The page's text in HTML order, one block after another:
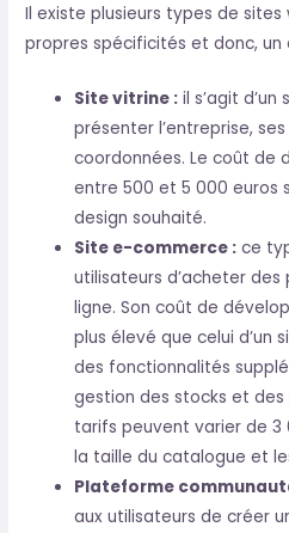
Il existe plusieurs types de
propres spécificités et donc,
Site vitrine : il s’agit
présenter l’entreprise,
coordonnées. Le coût de
entre 500 et 5 000 euros
design souhaité.
Site e-commerce : ce
utilisateurs d’acheter
ligne. Son coût de
plus élevé que celui d’un
des fonctionnalités
gestion des stocks et des
tarifs peuvent varier de 3
la taille du catalogue et
Plateforme
aux utilisateurs de créer